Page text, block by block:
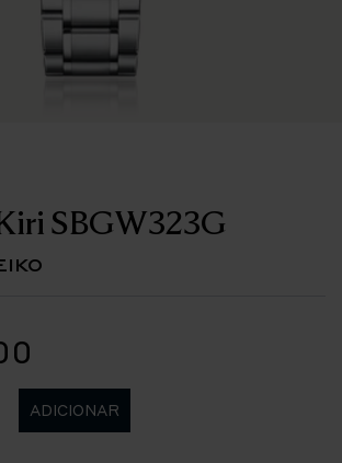
SBGW323G
ADICIONAR